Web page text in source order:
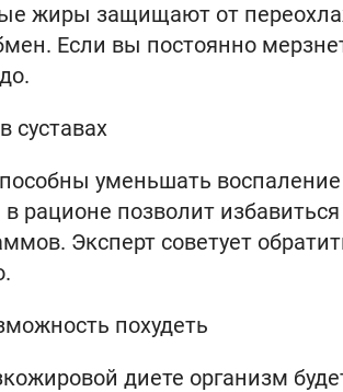
жиры защищают от
Если вы постоянно
суставах
уменьшать воспаление
в рационе позволит
Эксперт советует
похудеть
диете организм